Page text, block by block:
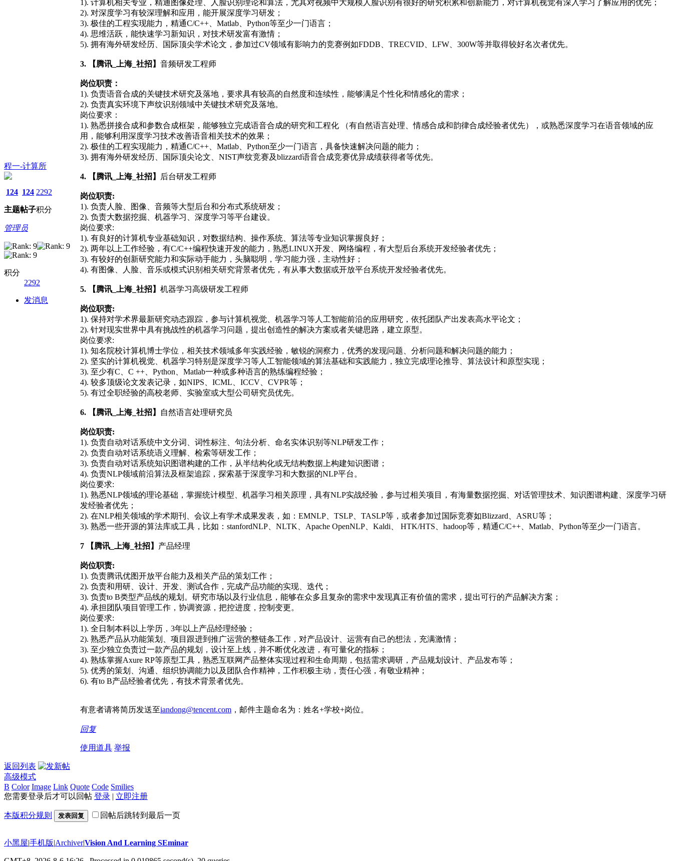
程一-计算所
124
主题
124
帖子
2292
积分
管理员
积分
2292
发消息
1). 计算机相关专业，精通图像处理、人脸识别理论和算法，尤其对视频中大规模人脸识别有很好的研究积累和创新能力，对计算机视觉有深入学习了解应用的优先；
2). 对深度学习有较深理解和应用，能开展深度学习研发；
3). 极佳的工程实现能力，精通C/C++、Matlab、Python等至少一门语言；
4). 思维活跃，能快速学习新知识，对技术研发富有激情；
5). 拥有海外研发经历、国际顶尖学术论文，参加过CV领域有影响力的竞赛例如FDDB、TRECVID、LFW、300W等并取得较好名次者优先。
3. 【腾讯_上海_社招】 音频研发工程师
岗位职责：
1). 负责语音合成的关键技术研究及落地，要求具有较高的自然度和连续性，能够满足个性化和情感化的需求；
2). 负责真实环境下声纹识别领域中关键技术研究及落地。
岗位要求：
1). 熟悉拼接合成和参数合成框架，能够独立完成语音合成的研究和工程化 （有自然语言处理、情感合成和韵律合成经验者优先），或熟悉深度学习在语音领域的应
用，能够利用深度学习技术改善语音相关技术的效果；
2). 极佳的工程实现能力，精通C/C++、Matlab、Python至少一门语言，具备快速解决问题的能力；
3). 拥有海外研发经历、国际顶尖论文、NIST声纹竞赛及blizzard语音合成竞赛优异成绩获得者等优先。
4. 【腾讯_上海_社招】 后台研发工程师
岗位职责:
1). 负责人脸、图像、音频等大型后台和分布式系统研发；
2). 负责大数据挖掘、机器学习、深度学习等平台建设。
岗位要求:
1). 有良好的计算机专业基础知识，对数据结构、操作系统、算法等专业知识掌握良好；
2). 两年以上工作经验，有C/C++编程快速开发的能力，熟悉LINUX开发、网络编程，有大型后台系统开发经验者优先；
3). 有较好的创新研究能力和实际动手能力，头脑聪明，学习能力强，主动性好；
4). 有图像、人脸、音乐或模式识别相关研究背景者优先，有从事大数据或开放平台系统开发经验者优先。
5. 【腾讯_上海_社招】 机器学习高级研发工程师
岗位职责:
1). 保持对学术界最新研究动态跟踪，参与计算机视觉、机器学习等人工智能前沿的应用研究，依托团队产出发表高水平论文；
2). 针对现实世界中具有挑战性的机器学习问题，提出创造性的解决方案或者关键思路，建立原型。
岗位要求:
1). 知名院校计算机博士学位，相关技术领域多年实践经验，敏锐的洞察力，优秀的发现问题、分析问题和解决问题的能力；
2). 坚实的计算机视觉、机器学习特别是深度学习等人工智能领域的算法基础和实践能力，独立完成理论推导、算法设计和原型实现；
3). 至少有C、C ++、Python、Matlab一种或多种语言的熟练编程经验；
4). 较多顶级论文发表记录，如NIPS、ICML、ICCV、CVPR等；
5). 有过全职经验的高校老师、实验室或大型公司研究员优先。
6. 【腾讯_上海_社招】 自然语言处理研究员
岗位职责:
1). 负责自动对话系统中文分词、词性标注、句法分析、命名实体识别等NLP研发工作；
2). 负责自动对话系统语义理解、检索等研发工作；
3). 负责自动对话系统知识图谱构建的工作，从半结构化或无结构数据上构建知识图谱；
4). 负责NLP领域前沿算法及框架追踪，探索基于深度学习和大数据的NLP平台。
岗位要求:
1). 熟悉NLP领域的理论基础，掌握统计模型、机器学习相关原理，具有NLP实战经验，参与过相关项目，有海量数据挖掘、对话管理技术、知识图谱构建、深度学习研
发经验者优先；
2). 在NLP相关领域的学术期刊、会议上有学术成果发表，如：EMNLP、TSLP、TASLP等，或者参加过国际竞赛如Blizzard、ASRU等；
3). 熟悉一些开源的算法库或工具，比如：stanfordNLP、NLTK、Apache OpenNLP、Kaldi、 HTK/HTS、hadoop等，精通C/C++、Matlab、Python等至少一门语言。
7 【腾讯_上海_社招】 产品经理
岗位职责:
1). 负责腾讯优图开放平台能力及相关产品的策划工作；
2). 负责和用研、设计、开发、测试合作，完成产品功能的实现、迭代；
3). 负责to B类型产品线的规划。研究市场以及行业信息，能够在众多且复杂的需求中发现真正有价值的需求，提出可行的产品解决方案；
4). 承担团队项目管理工作，协调资源，把控进度，控制变更。
岗位要求:
1). 全日制本科以上学历，3年以上产品经理经验；
2). 熟悉产品从功能策划、项目跟进到推广运营的整链条工作，对产品设计、运营有自己的想法，充满激情；
3). 至少独立负责过一款产品的规划，设计至上线，并不断优化改进，有可量化的指标；
4). 熟练掌握Axure RP等原型工具，熟悉互联网产品整体实现过程和生命周期，包括需求调研，产品规划设计、产品发布等；
5). 优秀的策划、沟通、组织协调能力以及团队合作精神，工作积极主动，责任心强，有敬业精神；
6). 有to B产品经验者优先，有技术背景者优先。
有意者请将简历发送至iandong@tencent.com ，邮件主题命名为：姓名+学校+岗位。
回复
使用道具 举报
返回列表
高级模式
B Color Image Link Quote Code Smilies
您需要登录后才可以回帖 登录 | 立即注册
本版积分规则 发表回复 回帖后跳转到最后一页
小黑屋|手机版|Archiver|Vision And Learning SEminar